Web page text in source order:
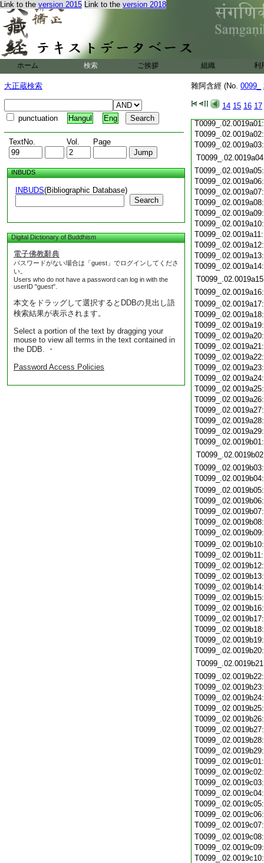
Link to the version 2015 Link to the version 2018
ホーム 検索 ご挨拶 組織 利
大正蔵検索
punctuation Hangul Eng
TextNo. Vol. Page
INBUDS
INBUDS(Bibliographic Database)
Search
Digital Dictionary of Buddhism
電子佛教辭典
パスワードがない場合は「guest」でログインしてくださ
い。
Users who do not have a password can log in with the
userID "guest".
本文をドラッグして選択するとDDBの見出し語
検索結果が表示されます。
Select a portion of the text by dragging your
mouse to view all terms in the text contained in
the DDB. ・
Password Access Policies
雜阿含經 (No. 0099_
14 15 16 17